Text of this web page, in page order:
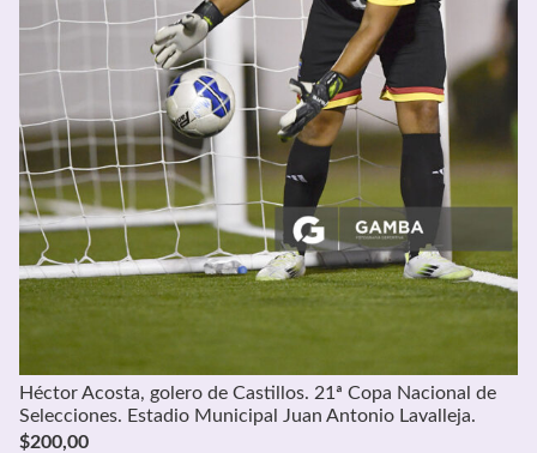
Héctor Acosta, golero de Castillos. 21ª Copa Nacional de
Selecciones. Estadio Municipal Juan Antonio Lavalleja.
$200,00